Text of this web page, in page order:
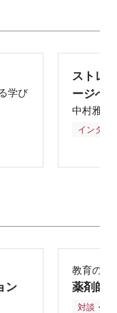
学び
ストレ
ージへ
中村雅俊
インタビ
ン
教育の再
薬剤師
対談・座